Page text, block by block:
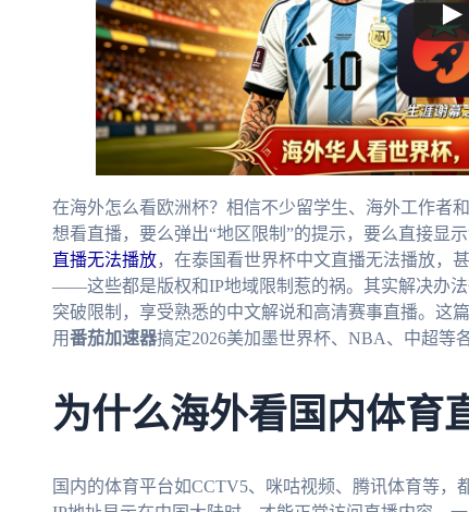
在海外怎么看欧洲杯？相信不少留学生、海外工作者
想看直播，要么弹出“地区限制”的提示，要么直接显
直播无法播放，在泰国看世界杯中文直播无法播放，
——这些都是版权和IP地域限制惹的祸。其实解决办
突破限制，享受熟悉的中文解说和高清赛事直播。这
用番茄加速器搞定2026美加墨世界杯、NBA、中超等
为什么海外看国内体育
国内的体育平台如CCTV5、咪咕视频、腾讯体育等